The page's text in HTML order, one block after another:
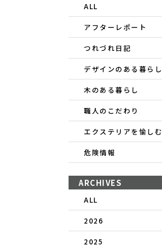
ALL
アフターレポート
つれづれ日記
デザインのある暮らし
木のある暮らし
職人のこだわり
エクステリアを愉しむ
危険情報
ARCHIVES
ALL
2026
2025